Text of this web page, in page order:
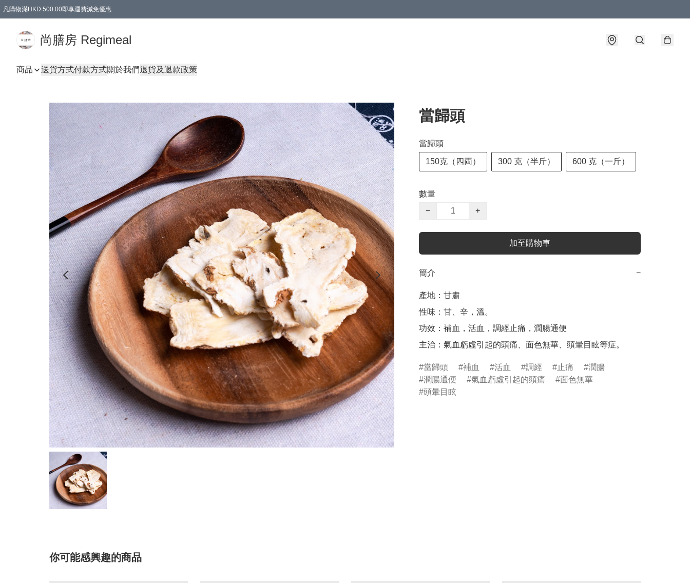
凡購物滿HKD 500.00即享運費減免優惠
尚膳房 Regimeal
商品 送貨方式付款方式關於我們退貨及退款政策
當歸頭
當歸頭
150克（四両） 300 克（半斤） 600 克（一斤）
數量
−
+
加至購物車
簡介 −
產地：甘肅
性味：甘、辛，溫。
功效：補血，活血，調經止痛，潤腸通便
主治：氣血虧虛引起的頭痛、面色無華、頭暈目眩等症。
當歸頭 補血 活血 調經 止痛
潤腸
潤腸通便
氣血虧虛引起的頭痛
面色無華
頭暈目眩
你可能感興趣的商品